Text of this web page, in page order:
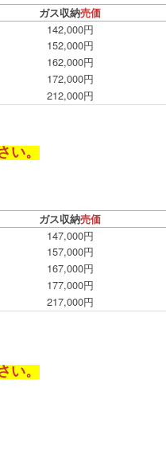
ガス収納売価
142,000円
152,000円
162,000円
172,000円
212,000円
い。
ガス収納売価
147,000円
157,000円
167,000円
177,000円
217,000円
い。